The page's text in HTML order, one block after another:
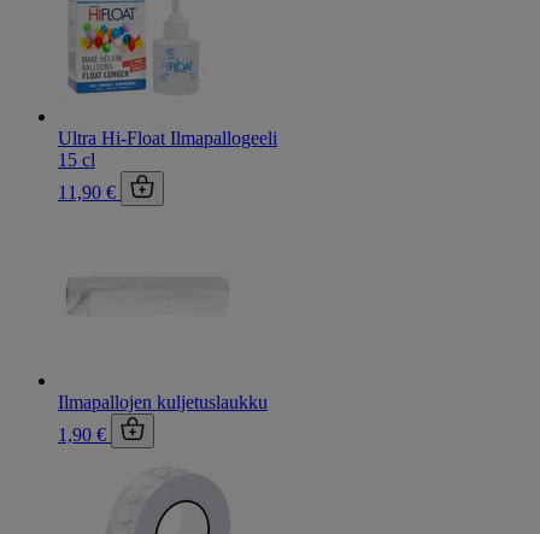
Ultra Hi-Float Ilmapallogeeli
15 cl
11,90 €
Ilmapallojen kuljetuslaukku
1,90 €